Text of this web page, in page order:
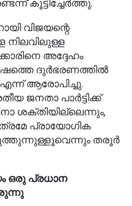
കൂട്ടിച്ചേർത്തു.
വിജയന്റെ
അദ്ദേഹം
ദുർഭരണത്തിൽ
ആരോപിച്ചു.
ജനതാ പാർട്ടിക്ക്
ശക്തിയില്ലെന്നും,
പ്രായോഗിക
തരൂർ
ഒരു പ്രധാന